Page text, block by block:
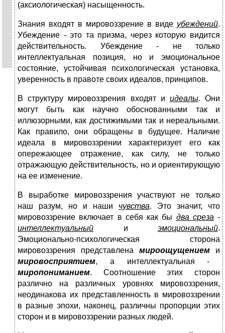
(аксиологическая) насыщенность.
Знания входят в мировоззрение в виде убеждений.
Убеждение - это та призма, через которую видится
действительность. Убеждение - не только
интеллектуальная позиция, но и эмоциональное
состояние, устойчивая психологическая установка,
уверенность в правоте своих идеалов, принципов.
В структуру мировоззрения входят и идеалы. Они
могут быть как научно обоснованными так и
иллюзорными, как достижимыми так и нереальными.
Как правило, они обращены в будущее. Наличие
идеала в мировоззрении характеризует его как
опережающее отражение, как силу, не только
отражающую действительность, но и ориентирующую
на ее изменение.
В выработке мировоззрения участвуют не только
наш разум, но и наши чувства. Это значит, что
мировоззрение включает в себя как бы два среза -
интеллектуальный и эмоциональный.
Эмоционально-психологическая сторона
мировоззрения представлена мироощущением и
мировосприятием, а интеллектуальная -
миропониманием. Соотношение этих сторон
различно на различных уровнях мировоззрения,
неодинакова их представленность в мировоззрении
в разные эпохи, наконец, различны пропорции этих
сторон и в мировоззрении разных людей.